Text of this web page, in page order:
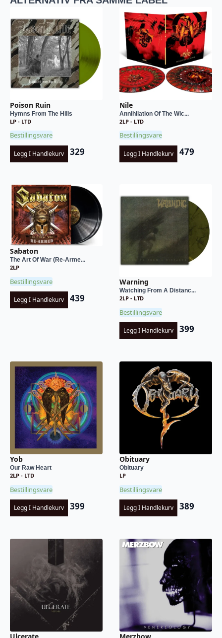
Poison Ruin
Hymns From The Hills
LP - LTD
Bestillingsvare
Legg I Handlekurv 329
Nile
Annihilation Of The Wic...
2LP - LTD
Bestillingsvare
Legg I Handlekurv 479
Sabaton
The Art Of War (Re-Arme...
2LP
Bestillingsvare
Legg I Handlekurv 439
Warning
Watching From A Distanc...
2LP - LTD
Bestillingsvare
Legg I Handlekurv 399
Yob
Our Raw Heart
2LP - LTD
Bestillingsvare
Legg I Handlekurv 399
Obituary
Obituary
LP
Bestillingsvare
Legg I Handlekurv 389